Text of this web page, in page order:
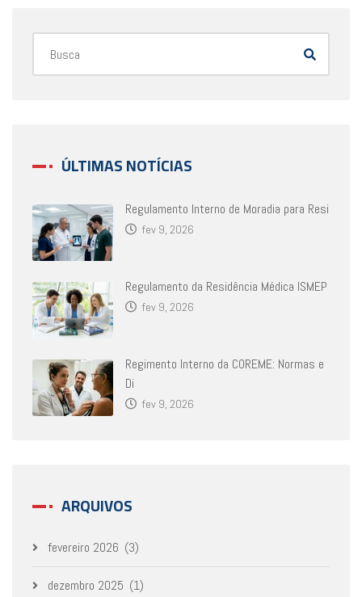
ÚLTIMAS NOTÍCIAS
Regulamento Interno de Moradia para Resi
fev 9, 2026
Regulamento da Residência Médica ISMEP
fev 9, 2026
Regimento Interno da COREME: Normas e
Di
fev 9, 2026
ARQUIVOS
fevereiro 2026 (3)
dezembro 2025 (1)